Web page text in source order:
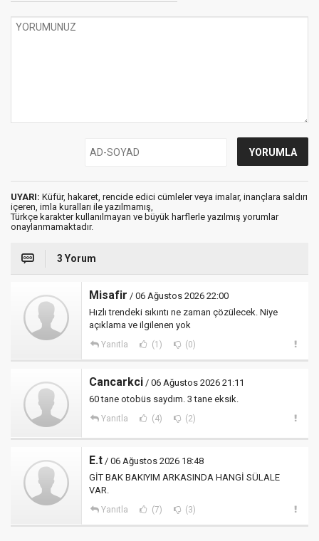
UYARI: Küfür, hakaret, rencide edici cümleler veya imalar, inançlara saldırı
içeren, imla kuralları ile yazılmamış,
Türkçe karakter kullanılmayan ve büyük harflerle yazılmış yorumlar
onaylanmamaktadır.
3 Yorum
Misafir / 06 Ağustos 2026 22:00
Hızlı trendeki sıkıntı ne zaman çözülecek. Niye
açıklama ve ilgilenen yok
Yanıtla (1) (0)
Cancarkci / 06 Ağustos 2026 21:11
60 tane otobüs saydım. 3 tane eksik.
Yanıtla (4) (2)
E.t / 06 Ağustos 2026 18:48
GİT BAK BAKIYIM ARKASINDA HANGİ SÜLALE
VAR.
Yanıtla (7) (3)